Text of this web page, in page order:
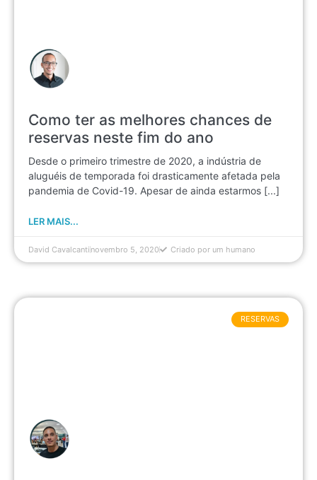
Como ter as melhores chances de
reservas neste fim do ano
Desde o primeiro trimestre de 2020, a indústria de
aluguéis de temporada foi drasticamente afetada pela
pandemia de Covid-19. Apesar de ainda estarmos [...]
LER MAIS...
David Cavalcanti novembro 5, 2020 Criado por um humano
RESERVAS